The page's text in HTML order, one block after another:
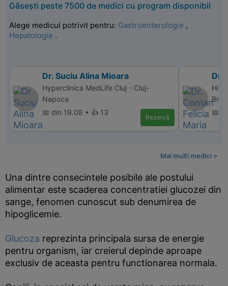
Găsești peste 7500 de medici cu program disponibil
Alege medicul potrivit pentru: Gastroenterologie ,
Hepatologie .
Dr. Suciu Alina Mioara
Hyperclinica MedLife Cluj - Cluj-
Napoca
📅 din 19.08 • 👍 13
Rezervă
Dr.
📅
Mai multi medici >
Una dintre consecintele posibile ale postului
alimentar este scaderea concentratiei glucozei din
sange, fenomen cunoscut sub denumirea de
hipoglicemie.
Glucoza reprezinta principala sursa de energie
pentru organism, iar creierul depinde aproape
exclusiv de aceasta pentru functionarea normala.